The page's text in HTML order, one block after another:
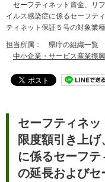
セーフティネット資金、リ
イルス感染症に係るセーフテ
ティネット保証５号の対象業
担当所属： 県庁の組織一
中小企業・サービス産業振
セーフティネ
限度額引き上
に係るセーフ
の延長およびセ